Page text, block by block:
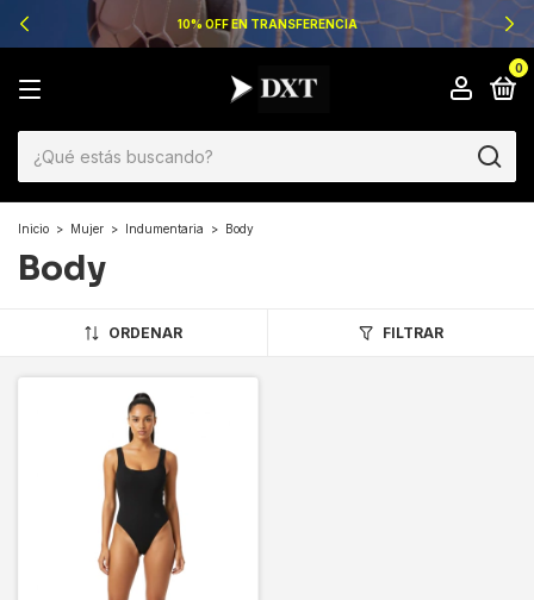
10% OFF EN TRANSFERENCIA
0
Inicio > Mujer > Indumentaria > Body
Body
ORDENAR FILTRAR